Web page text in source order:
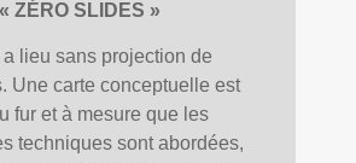
ZÉRO SLIDES »
a lieu sans projection de
Une carte conceptuelle est
fur et à mesure que les
techniques sont abordées,